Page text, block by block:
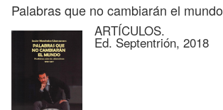
Palabras que no cambiarán el mundo
ARTÍCULOS.
Ed. Septentrión, 2018